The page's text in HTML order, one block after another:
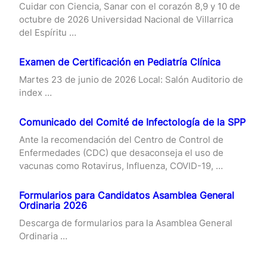
Cuidar con Ciencia, Sanar con el corazón 8,9 y 10 de
octubre de 2026 Universidad Nacional de Villarrica
del Espíritu …
Examen de Certificación en Pediatría Clínica
Martes 23 de junio de 2026 Local: Salón Auditorio de
index …
Comunicado del Comité de Infectología de la SPP
Ante la recomendación del Centro de Control de
Enfermedades (CDC) que desaconseja el uso de
vacunas como Rotavirus, Influenza, COVID-19, …
Formularios para Candidatos Asamblea General
Ordinaria 2026
Descarga de formularios para la Asamblea General
Ordinaria …